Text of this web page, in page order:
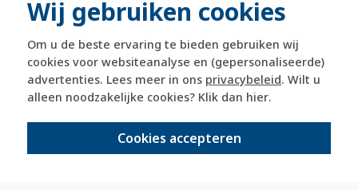
Wij gebruiken cookies
Om u de beste ervaring te bieden gebruiken wij
cookies voor websiteanalyse en (gepersonaliseerde)
advertenties. Lees meer in ons privacybeleid. Wilt u
alleen noodzakelijke cookies? Klik dan hier.
Cookies accepteren
365 dagen retourrecht
veilig kopen met kopersbescherming
voor 21u besteld, morgen in huis*